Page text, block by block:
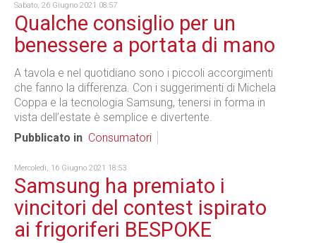
Sabato, 26 Giugno 2021 08:57
Qualche consiglio per un
benessere a portata di mano
A tavola e nel quotidiano sono i piccoli accorgimenti
che fanno la differenza. Con i suggerimenti di Michela
Coppa e la tecnologia Samsung, tenersi in forma in
vista dell’estate è semplice e divertente.
Pubblicato in Consumatori
Mercoledì, 16 Giugno 2021 18:53
Samsung ha premiato i
vincitori del contest ispirato
ai frigoriferi BESPOKE